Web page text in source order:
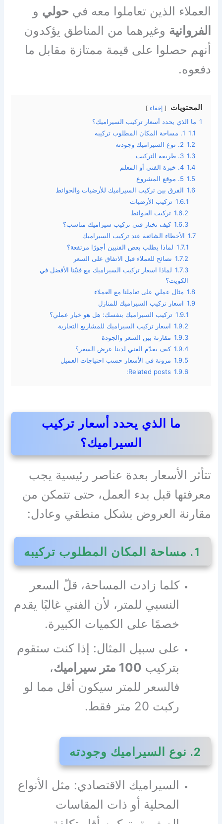
العملاء الذين تعاملوا معه في حولي و
الفروانية وغيرهما من المناطق يؤكدون
أنهم حصلوا على قيمة ممتازة مقابل ما
دفعوه.
المحتويات إخفاء
1 ما الذي يحدد أسعار تركيب السيراميك؟
1.1 1. مساحة المكان المطلوب تركيبه
1.2 2. نوع السيراميك وجودته
1.3 3. طريقة التركيب
1.4 4. خبرة الفني أو المعلم
1.5 5. موقع المشروع
1.6 الفرق بين تركيب السيراميك للأرضيات والحوائط
1.6.1 تركيب الأرضيات
1.6.2 تركيب الحوائط
1.6.3 كيف تختار فني تركيب سيراميك مناسب؟
1.7 الأخطاء الشائعة عند تركيب السيراميك
1.7.1 لماذا يطلب بعض الفنيين أجورًا مرتفعة؟
1.7.2 نصائح للعملاء قبل الاتفاق على السعر
1.7.3 لماذا اسعار تركيب السيراميك مع فنيّنا الأفضل في
الكويت؟
1.8 مثال عملي على تعاملنا مع العملاء
1.9 اسعار تركيب السيراميك للمنازل
1.9.1 تركيب السيراميك بنفسك: هل هو خيار عملي؟
1.9.2 اسعار تركيب السيراميك للمشاريع التجارية
1.9.3 مقارنة بين السعر والجودة
1.9.4 كيف يقدّم الفني لدينا عرض السعر؟
1.9.5 مرونة في الأسعار حسب احتياجات العميل
1.9.6
Related posts:
ما الذي يحدد أسعار تركيب
السيراميك؟
تتأثر الأسعار بعدة عناصر رئيسية يجب
معرفتها قبل بدء العمل، حتى تتمكن من
مقارنة العروض بشكل منطقي وعادل:
1. مساحة المكان المطلوب تركيبه
كلما زادت المساحة، قلّ السعر
النسبي للمتر، لأن الفني غالبًا يقدم
خصمًا على الكميات الكبيرة.
على سبيل المثال: إذا كنت ستقوم
بتركيب 100 متر سيراميك
،
فالسعر للمتر سيكون أقل مما لو
ركبت 20 متر فقط.
2. نوع السيراميك وجودته
السيراميك الاقتصادي: مثل الأنواع
المحلية أو ذات المقاسات